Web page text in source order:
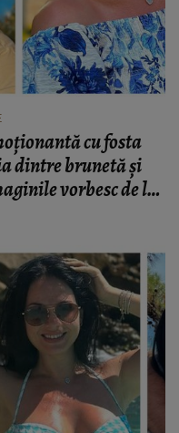
cu fosta
dintre brunetă și
vorbesc de la